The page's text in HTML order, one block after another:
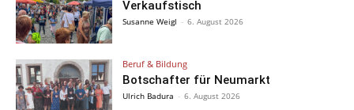
Verkaufstisch
Susanne Weigl - 6. August 2026
Beruf & Bildung
Botschafter für Neumarkt
Ulrich Badura - 6. August 2026